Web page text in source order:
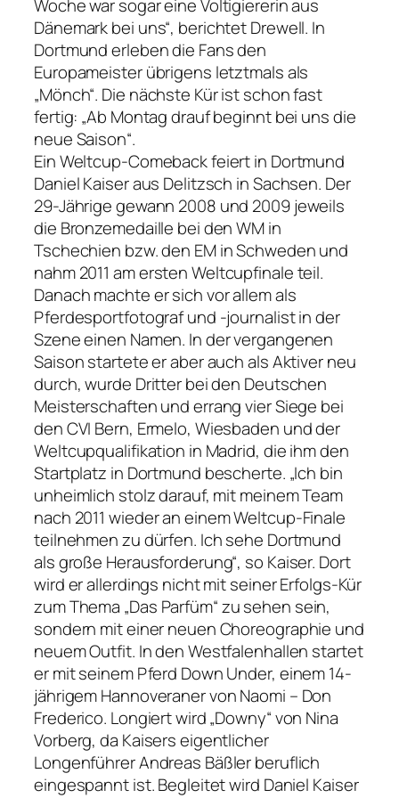
Woche war sogar eine Voltigiererin aus
Dänemark bei uns“, berichtet Drewell. In
Dortmund erleben die Fans den
Europameister übrigens letztmals als
„Mönch“. Die nächste Kür ist schon fast
fertig: „Ab Montag drauf beginnt bei uns die
neue Saison“.
Ein Weltcup-Comeback feiert in Dortmund
Daniel Kaiser aus Delitzsch in Sachsen. Der
29-Jährige gewann 2008 und 2009 jeweils
die Bronzemedaille bei den WM in
Tschechien bzw. den EM in Schweden und
nahm 2011 am ersten Weltcupfinale teil.
Danach machte er sich vor allem als
Pferdesportfotograf und -journalist in der
Szene einen Namen. In der vergangenen
Saison startete er aber auch als Aktiver neu
durch, wurde Dritter bei den Deutschen
Meisterschaften und errang vier Siege bei
den CVI Bern, Ermelo, Wiesbaden und der
Weltcupqualifikation in Madrid, die ihm den
Startplatz in Dortmund bescherte. „Ich bin
unheimlich stolz darauf, mit meinem Team
nach 2011 wieder an einem Weltcup-Finale
teilnehmen zu dürfen. Ich sehe Dortmund
als große Herausforderung“, so Kaiser. Dort
wird er allerdings nicht mit seiner Erfolgs-Kür
zum Thema „Das Parfüm“ zu sehen sein,
sondern mit einer neuen Choreographie und
neuem Outfit. In den Westfalenhallen startet
er mit seinem Pferd Down Under, einem 14-
jährigem Hannoveraner von Naomi – Don
Frederico. Longiert wird „Downy“ von Nina
Vorberg, da Kaisers eigentlicher
Longenführer Andreas Bäßler beruflich
eingespannt ist. Begleitet wird Daniel Kaiser